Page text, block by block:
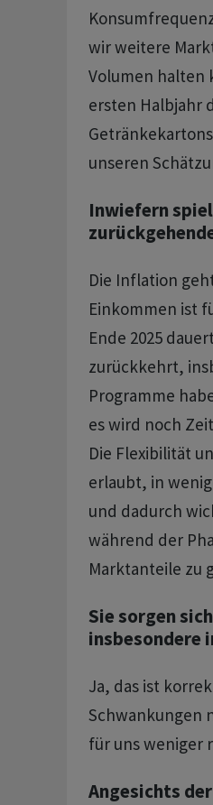
wir weitere
Volumen halten
ersten Halbjahr
unseren
Inwiefern
Die Inflation
Einkommen ist
Ende 2025
zurückkehrt,
Programme
es wird noch
Die Flexibilität
erlaubt, in
und dadurch
während der
Marktanteile zu
Sie sorgen
insbesondere
Ja, das ist
Schwankungen
für uns weniger
Angesichts